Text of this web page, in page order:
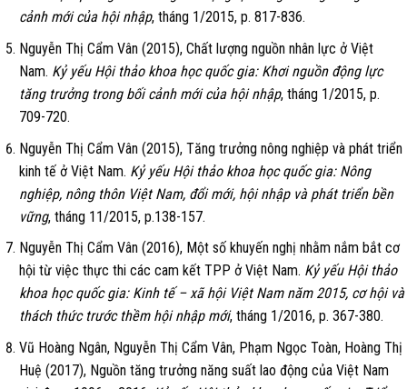
cảnh mới của hội nhập, tháng 1/2015, p. 817-836.
Nguyễn Thị Cẩm Vân (2015), Chất lượng nguồn nhân lực ở Việt
Nam. Kỷ yếu Hội thảo khoa học quốc gia: Khơi nguồn động lực
tăng trưởng trong bối cảnh mới của hội nhập, tháng 1/2015, p.
709-720.
Nguyễn Thị Cẩm Vân (2015), Tăng trưởng nông nghiệp và phát triển
kinh tế ở Việt Nam. Kỷ yếu Hội thảo khoa học quốc gia: Nông
nghiệp, nông thôn Việt Nam, đổi mới, hội nhập và phát triển bền
vững, tháng 11/2015, p.138-157.
Nguyễn Thị Cẩm Vân (2016), Một số khuyến nghị nhằm nắm bắt cơ
hội từ việc thực thi các cam kết TPP ở Việt Nam. Kỷ yếu Hội thảo
khoa học quốc gia: Kinh tế – xã hội Việt Nam năm 2015, cơ hội và
thách thức trước thềm hội nhập mới, tháng 1/2016, p. 367-380.
Vũ Hoàng Ngân, Nguyễn Thị Cẩm Vân, Phạm Ngọc Toàn, Hoàng Thị
Huệ (2017), Nguồn tăng trưởng năng suất lao động của Việt Nam